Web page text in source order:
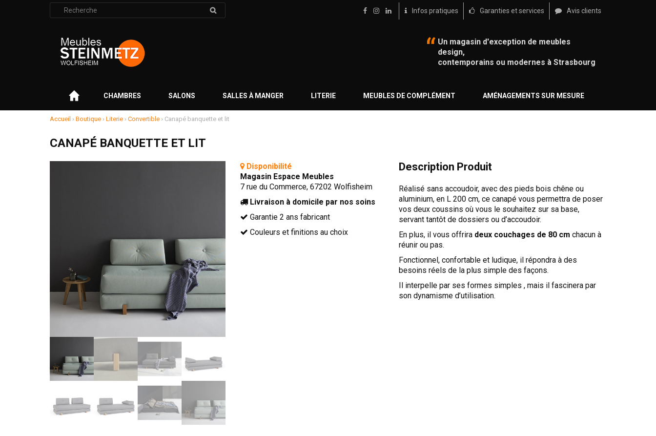
Rechercher
:
Infos pratiques Garanties et services Avis clients
Un magasin d'exception de meubles
design,
contemporains ou modernes à Strasbourg
CHAMBRES SALONS SALLES À MANGER LITERIE MEUBLES DE COMPLÉMENT AMÉNAGEMENTS SUR MESURE
Accueil › Boutique › Literie › Convertible › Canapé banquette et lit
CANAPÉ BANQUETTE ET LIT
Disponibilité
Magasin Espace Meubles
7 rue du Commerce, 67202 Wolfisheim
Livraison à domicile par nos soins
Garantie 2 ans fabricant
Couleurs et finitions au choix
Description Produit
Réalisé sans accoudoir, avec des pieds bois chêne ou
aluminium, en L 200 cm, ce canapé vous permettra de poser
vos deux coussins où vous le souhaitez sur sa base,
servant tantôt de dossiers ou d’accoudoir.
En plus, il vous offrira deux couchages de 80 cm chacun à
réunir ou pas.
Fonctionnel, confortable et ludique, il répondra à des
besoins réels de la plus simple des façons.
Il interpelle par ses formes simples , mais il fascinera par
son dynamisme d’utilisation.